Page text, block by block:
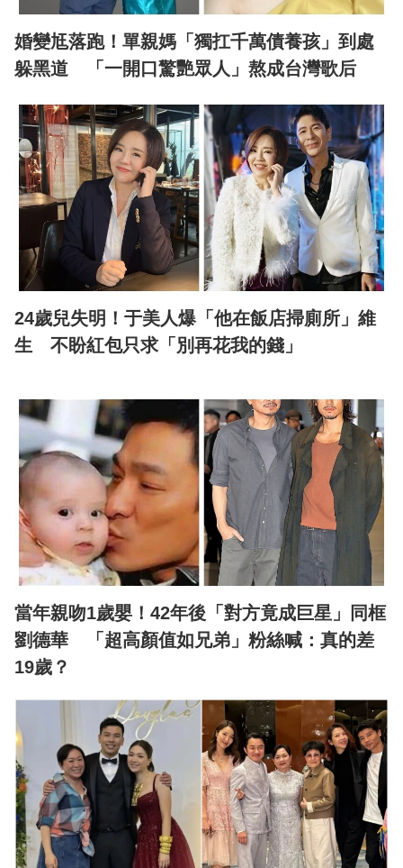
婚變尪落跑！單親媽「獨扛千萬債養孩」到處
躲黑道 「一開口驚艷眾人」熬成台灣歌后
24歲兒失明！于美人爆「他在飯店掃廁所」維
生 不盼紅包只求「別再花我的錢」
當年親吻1歲嬰！42年後「對方竟成巨星」同框
劉德華 「超高顏值如兄弟」粉絲喊：真的差
19歲？